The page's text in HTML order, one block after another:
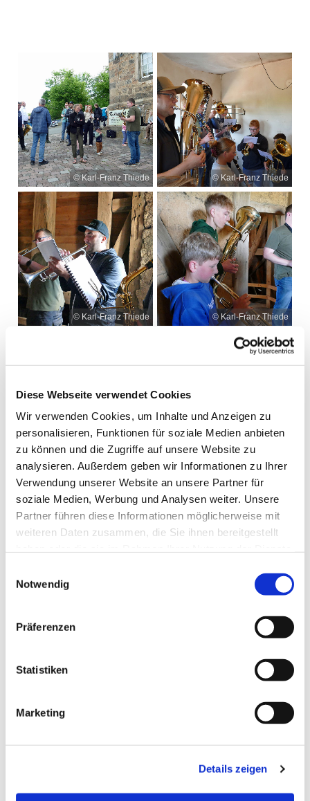
Diese Webseite verwendet Cookies
Wir verwenden Cookies, um Inhalte und Anzeigen zu
personalisieren, Funktionen für soziale Medien anbieten
zu können und die Zugriffe auf unsere Website zu
analysieren. Außerdem geben wir Informationen zu Ihrer
Verwendung unserer Website an unsere Partner für
soziale Medien, Werbung und Analysen weiter. Unsere
Partner führen diese Informationen möglicherweise mit
weiteren Daten zusammen, die Sie ihnen bereitgestellt
Notwendig
Präferenzen
Statistiken
Marketing
Details zeigen
© Karl-Franz Thiede © Karl-Franz Thiede
© Karl-Franz Thiede © Karl-Franz Thiede
© Karl-Franz Thiede © Karl-Franz Thiede
Bitte akzeptieren
dieses Video
Accept cookies